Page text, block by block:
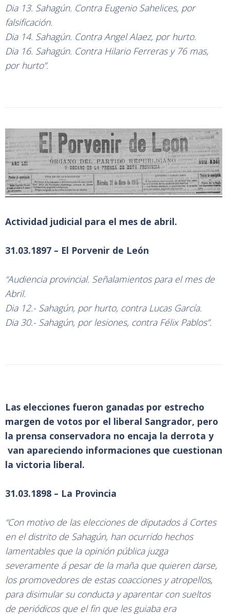
Dia 13. Sahagún. Contra Eugenio Sahelices, por
falsificación.
Dia 14. Sahagún. Contra Angel Alaez, por hurto.
Dia 16. Sahagún. Contra Hilario Ferreras y 76 mas,
por hurto”.
Actividad judicial para el mes de abril.
31.03.1897 – El Porvenir de León
“Audiencia provincial. Señalamientos para el mes de
Abril.
Dia 12.- Sahagún, por hurto, contra Lucas García.
Dia 30.- Sahagún, por lesiones, contra Félix Pablos”.
Las elecciones fueron ganadas por estrecho
margen de votos por el liberal Sangrador, pero
la prensa conservadora no encaja la derrota y
van apareciendo informaciones que cuestionan
la victoria liberal.
31.03.1898 – La Provincia
“Con motivo de las elecciones de diputados á Cortes
en el distrito de Sahagún, han ocurrido hechos
lamentables que la opinión pública juzga
severamente á pesar de la maña que quieren darse,
los promovedores de estas coacciones y atropellos,
para disimular su conducta y aparentar con sueltos
de periódicos que el fin que les guiaba era